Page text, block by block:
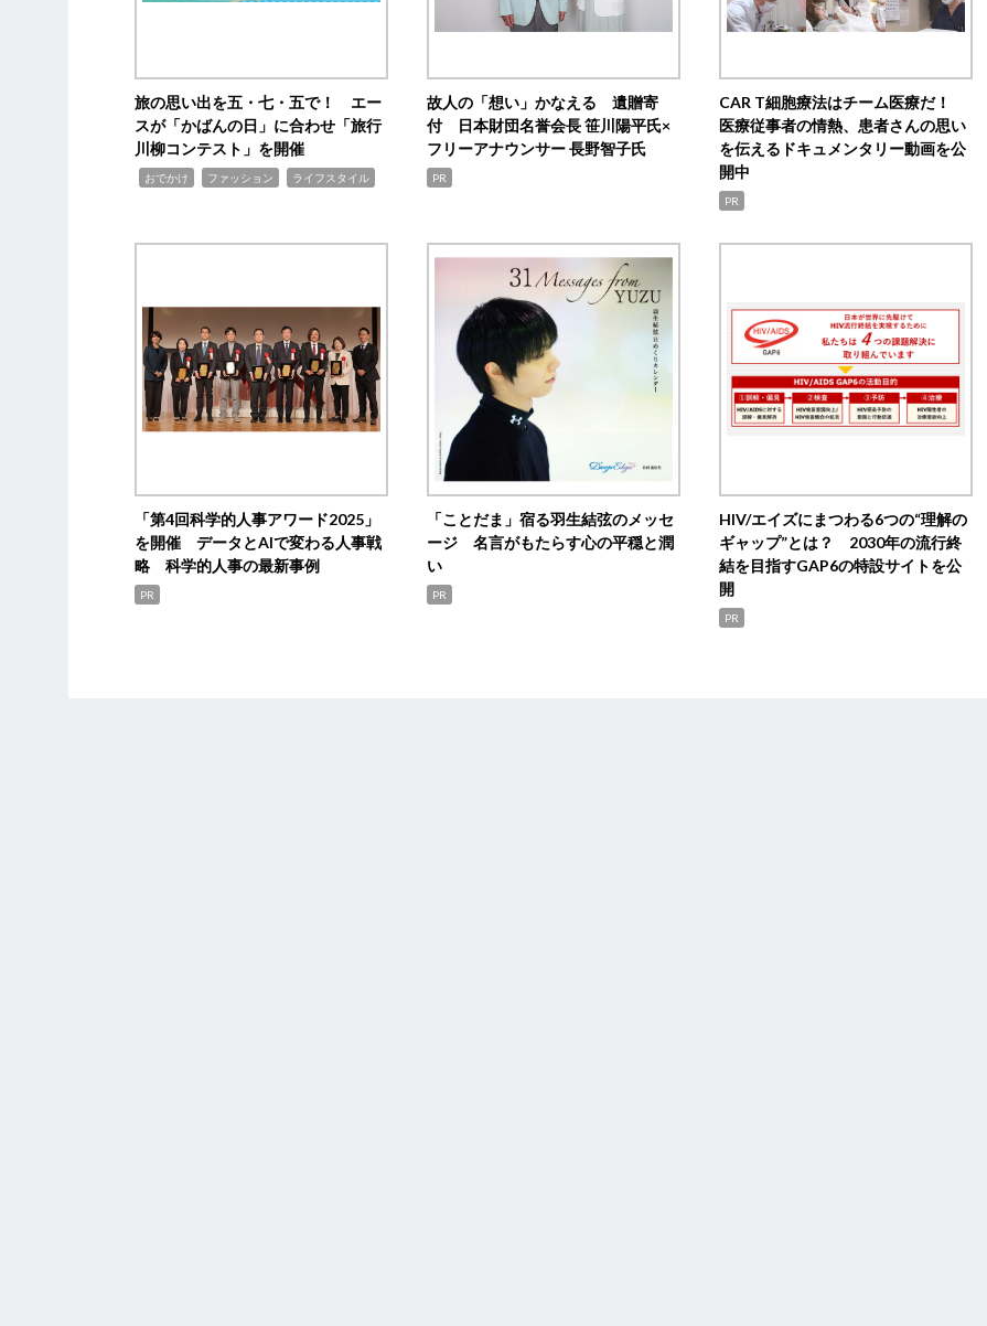
旅の思い出を五・七・五で！ エー
スが「かばんの日」に合わせ「旅行
川柳コンテスト」を開催
おでかけ ファッション ライフスタイル
故人の「想い」かなえる 遺贈寄
付 日本財団名誉会長 笹川陽平氏×
フリーアナウンサー 長野智子氏
PR
CAR T細胞療法はチーム医療だ！
医療従事者の情熱、患者さんの思い
を伝えるドキュメンタリー動画を公
開中
PR
「第4回科学的人事アワード2025」
を開催 データとAIで変わる人事戦
略 科学的人事の最新事例
PR
「ことだま」宿る羽生結弦のメッセ
ージ 名言がもたらす心の平穏と潤
い
PR
HIV/エイズにまつわる6つの“理解の
ギャップ”とは？ 2030年の流行終
結を目指すGAP6の特設サイトを公
開
PR